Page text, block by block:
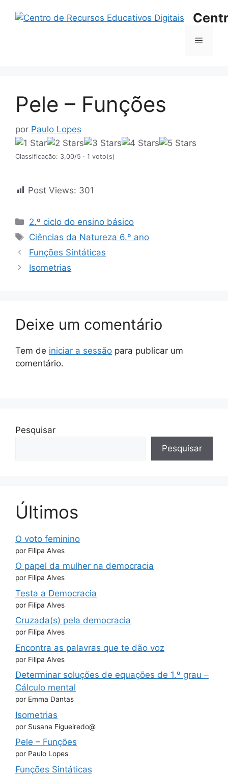
para
Menu
Pele – Funções
por Paulo Lopes
Classificação: 3,00/5 · 1 voto(s)
Post Views: 301
Categorias
2.º ciclo do ensino básico
Etiquetas
Ciências da Natureza 6.º ano
Funções Sintáticas
Isometrias
Deixe um comentário
Tem de iniciar a sessão para publicar um
comentário.
Pesquisar
Pesquisar
Últimos
O voto feminino
por Filipa Alves
O papel da mulher na democracia
por Filipa Alves
Testa a Democracia
por Filipa Alves
Cruzada(s) pela democracia
por Filipa Alves
Encontra as palavras que te dão voz
por Filipa Alves
Determinar soluções de equações de 1.º grau –
Cálculo mental
por Emma Dantas
Isometrias
por Susana Figueiredo@
Pele – Funções
por Paulo Lopes
Funções Sintáticas